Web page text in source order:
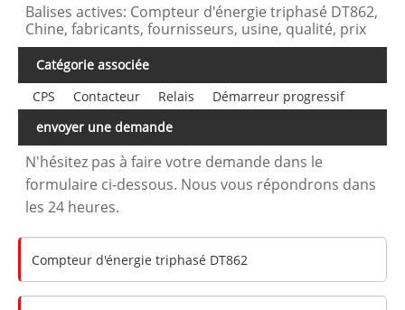
Balises actives: Compteur d'énergie triphasé DT862,
Chine, fabricants, fournisseurs, usine, qualité, prix
Catégorie associée
CPS
Contacteur Relais
Démarreur progressif
envoyer une demande
N'hésitez pas à faire votre demande dans le
formulaire ci-dessous. Nous vous répondrons dans
les 24 heures.